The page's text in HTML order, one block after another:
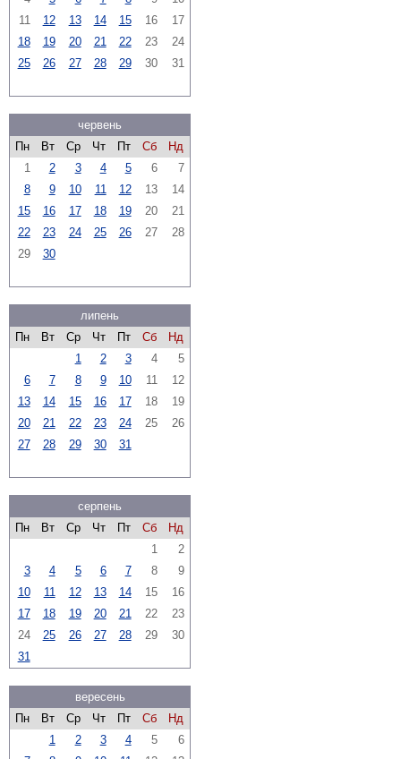
11
12 13 14 15 16
17
18
19 20 21 22 23
24
25
26 27 28 29 30 31
червень
Пн
Вт Ср Чт Пт Сб
Нд
1
2 3 4 5 6
7
8
9 10 11 12 13
14
15
16 17 18 19 20
21
22
23 24 25 26 27
28
29
30
липень
Пн
Вт Ср Чт Пт Сб
Нд
1
2 3 4
5
6
7 8 9 10 11
12
13
14 15 16 17 18
19
20
21 22 23 24 25
26
27
28 29 30 31
серпень
Пн
Вт Ср Чт Пт Сб
Нд
1
2
3
4 5 6 7 8
9
10
11 12 13 14 15
16
17
18 19 20 21 22
23
24
25 26 27 28 29
30
31
вересень
Пн
Вт Ср Чт Пт Сб
Нд
1
2 3 4 5
6